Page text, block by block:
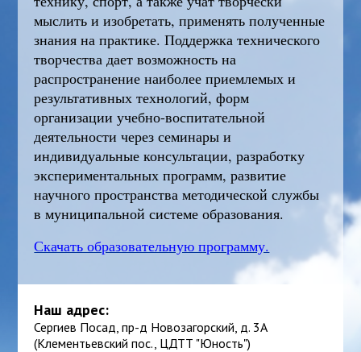
мыслить и изобретать, применять полученные
знания на практике. Поддержка технического
творчества дает возможность на
распространение наиболее приемлемых и
результативных технологий, форм
организации учебно-воспитательной
деятельности через семинары и
индивидуальные консультации, разработку
экспериментальных программ, развитие
научного пространства методической службы
в муниципальной системе образования.
Скачать образовательную программу.
Наш адрес:
Сергиев Посад, пр-д Новозагорский, д. 3А
(Клементьевский пос., ЦДТТ "Юность")